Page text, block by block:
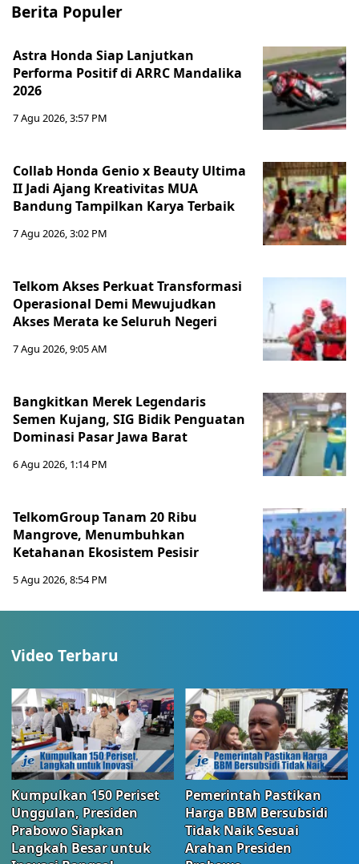
Berita Populer
Astra Honda Siap Lanjutkan
Performa Positif di ARRC Mandalika
2026
7 Agu 2026, 3:57 PM
Collab Honda Genio x Beauty Ultima
II Jadi Ajang Kreativitas MUA
Bandung Tampilkan Karya Terbaik
7 Agu 2026, 3:02 PM
Telkom Akses Perkuat Transformasi
Operasional Demi Mewujudkan
Akses Merata ke Seluruh Negeri
7 Agu 2026, 9:05 AM
Bangkitkan Merek Legendaris
Semen Kujang, SIG Bidik Penguatan
Dominasi Pasar Jawa Barat
6 Agu 2026, 1:14 PM
TelkomGroup Tanam 20 Ribu
Mangrove, Menumbuhkan
Ketahanan Ekosistem Pesisir
5 Agu 2026, 8:54 PM
Video Terbaru
Kumpulkan 150 Periset
Unggulan, Presiden
Prabowo Siapkan
Langkah Besar untuk
Pemerintah Pastikan
Harga BBM Bersubsidi
Tidak Naik Sesuai
Arahan Presiden